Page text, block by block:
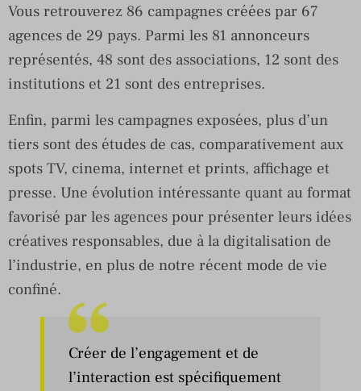
Vous retrouverez 86 campagnes créées par 67
agences de 29 pays. Parmi les 81 annonceurs
représentés, 48 sont des associations, 12 sont des
institutions et 21 sont des entreprises.
Enfin, parmi les campagnes exposées, plus d’un
tiers sont des études de cas, comparativement aux
spots TV, cinema, internet et prints, affichage et
presse. Une évolution intéressante quant au format
favorisé par les agences pour présenter leurs idées
créatives responsables, due à la digitalisation de
l’industrie, en plus de notre récent mode de vie
confiné.
Créer de l’engagement et de
l’interaction est spécifiquement